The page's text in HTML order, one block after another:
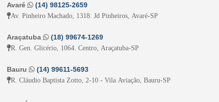
Avaré (14) 98125-2659
Av. Pinheiro Machado, 1318. Jd Pinheiros, Avaré-SP
Araçatuba (18) 99674-1269
R. Gen. Glicério, 1064. Centro, Araçatuba-SP
Bauru (14) 99611-5693
R. Cláudio Baptista Zotto, 2-10 - Vila Aviação, Bauru-SP